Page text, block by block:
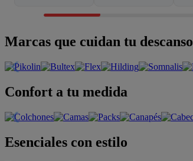
Marcas que cuidan tu descanso
Confort a tu medida
Esenciales con estilo